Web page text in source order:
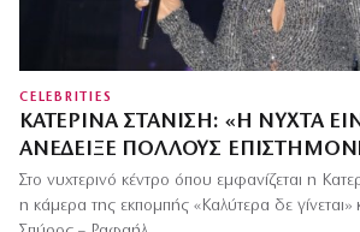
CELEBRITIES
ΚΑΤΕΡΊΝΑ ΣΤΑΝΊΣΗ: «Η ΝΎΧΤΑ
ΑΝΈΔΕΙΞΕ ΠΟΛΛΟΎΣ
Στο νυχτερινό κέντρο όπου εμφανίζεται η
η κάμερα της εκπομπής «Καλύτερα δε